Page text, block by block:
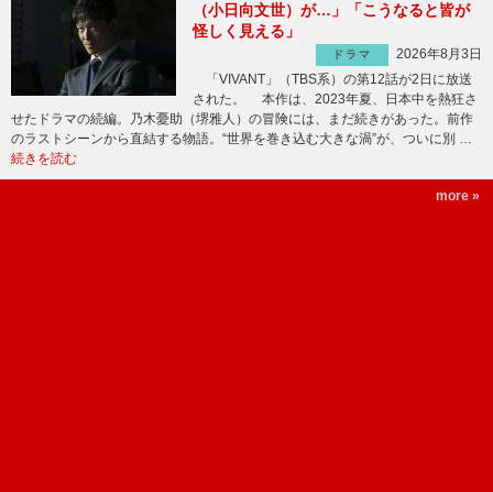
（小日向文世）が…」「こうなると皆が
怪しく見える」
ドラマ
2026年8月3日
「VIVANT」（TBS系）の第12話が2日に放送
された。 本作は、2023年夏、日本中を熱狂さ
せたドラマの続編。乃木憂助（堺雅人）の冒険には、まだ続きがあった。前作
のラストシーンから直結する物語。“世界を巻き込む大きな渦”が、ついに別 …
続きを読む
more »